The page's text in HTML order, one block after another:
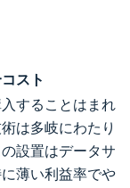
スト
することはまれ
は多岐にわたり
設置はデータサ
薄い利益率でや